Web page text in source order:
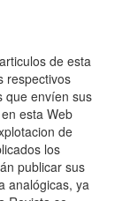
de esta
respectivos
que envíen sus
esta Web
de
los
publicar sus
analógicas, ya